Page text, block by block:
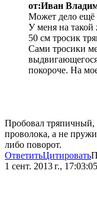
от:Иван
Может дело ещё
У меня на такой
50 см тросик
Сами тросики
покороче. На
Пробовал тряпичный,
проволока, а не
либо поворот.
ОтветитьЦитировать
1 сент. 2013 г., 17:03:05